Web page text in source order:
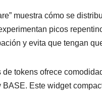
muestra cómo se
picos
y evita que tengan
de tokens ofrece
Este widget